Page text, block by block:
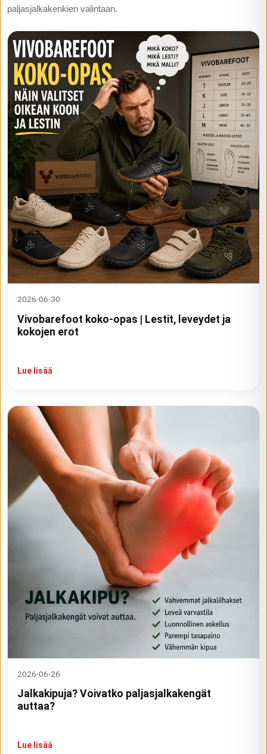
paljasjalkakenkien valintaan.
2026-06-30
Vivobarefoot koko-opas | Lestit, leveydet ja
kokojen erot
Lue lisää
2026-06-26
Jalkakipuja? Voivatko paljasjalkakengät
auttaa?
Lue lisää